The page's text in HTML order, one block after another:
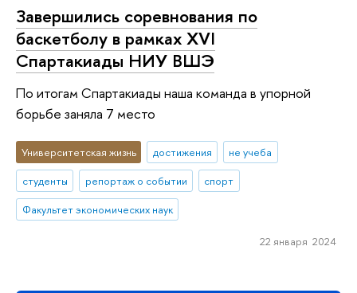
Завершились соревнования по
баскетболу в рамках XVI
Спартакиады НИУ ВШЭ
По итогам Спартакиады наша команда в упорной
борьбе заняла 7 место
Университетская жизнь достижения
не учеба
студенты
репортаж о событии
спорт
Факультет экономических наук
22 января 2024